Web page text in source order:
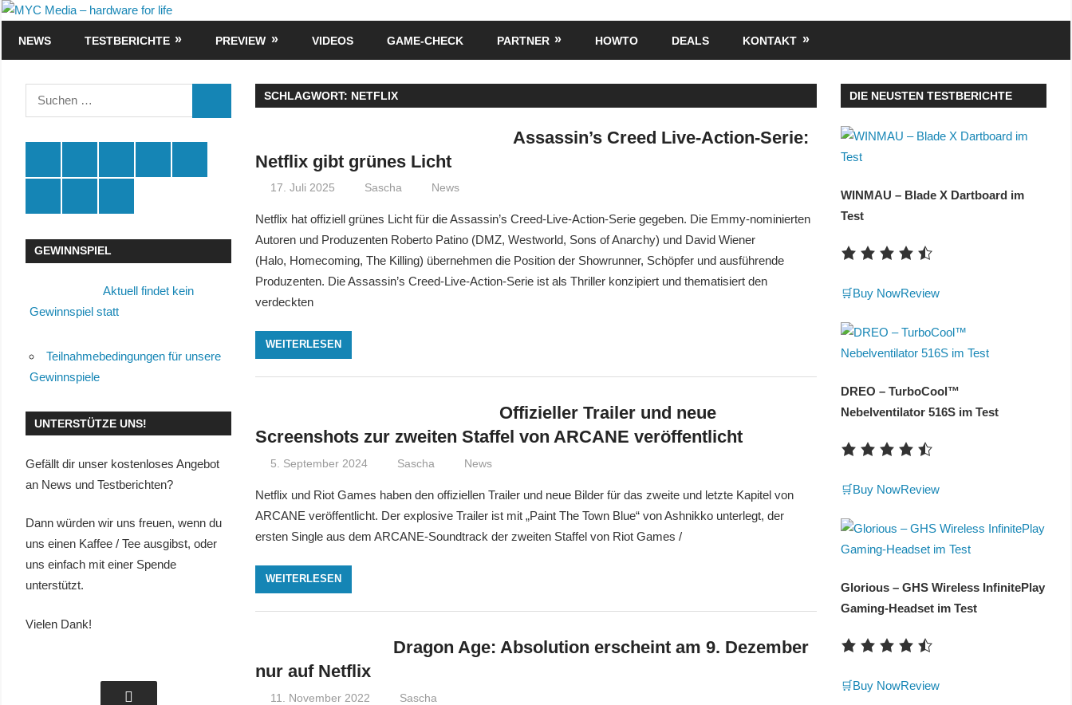
Zum
MYC
Media
–
hardware
NEWS TESTBERICHTE PREVIEW VIDEOS GAME-CHECK PARTNER HOWTO DEALS KONTAKT
SCHLAGWORT: NETFLIX
Assassin’s Creed Live-Action-Serie:
Netflix gibt grünes Licht
17. Juli 2025 Sascha News
Netflix hat offiziell grünes Licht für die Assassin’s Creed-Live-Action-Serie gegeben. Die Emmy-nominierten
Autoren und Produzenten Roberto Patino (DMZ, Westworld, Sons of Anarchy) und David Wiener
(Halo, Homecoming, The Killing) übernehmen die Position der Showrunner, Schöpfer und ausführende
Produzenten. Die Assassin’s Creed-Live-Action-Serie ist als Thriller konzipiert und thematisiert den
verdeckten
WEITERLESEN
Offizieller Trailer und neue
Screenshots zur zweiten Staffel von ARCANE veröffentlicht
5. September 2024 Sascha News
Netflix und Riot Games haben den offiziellen Trailer und neue Bilder für das zweite und letzte Kapitel von
ARCANE veröffentlicht. Der explosive Trailer ist mit „Paint The Town Blue“ von Ashnikko unterlegt, der
ersten Single aus dem ARCANE-Soundtrack der zweiten Staffel von Riot Games /
WEITERLESEN
Dragon Age: Absolution erscheint am 9. Dezember
nur auf Netflix
11. November 2022 Sascha
Suchen
nach:
GEWINNSPIEL
Aktuell findet kein
Gewinnspiel statt
Teilnahmebedingungen für unsere
Gewinnspiele
UNTERSTÜTZE UNS!
Gefällt dir unser kostenloses Angebot
an News und Testberichten?
Dann würden wir uns freuen, wenn du
uns einen Kaffee / Tee ausgibst, oder
uns einfach mit einer Spende
unterstützt.
Vielen Dank!
DIE NEUSTEN TESTBERICHTE
WINMAU – Blade X Dartboard im
Test
🛒Buy NowReview
DREO – TurboCool™
Nebelventilator 516S im Test
🛒Buy NowReview
Glorious – GHS Wireless InfinitePlay
Gaming-Headset im Test
🛒Buy NowReview